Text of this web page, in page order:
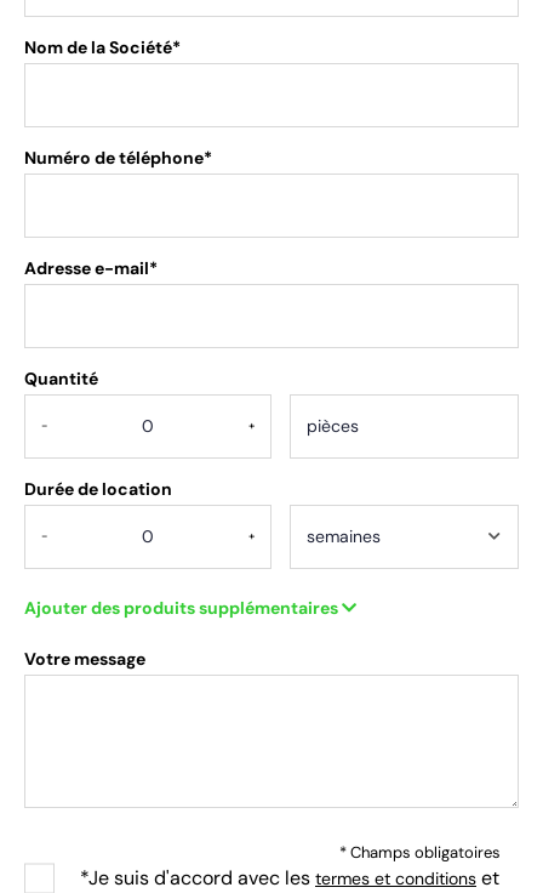
Nom de la Société*
Numéro de téléphone*
Adresse e-mail*
Quantité
- +
Durée de location
- +
Ajouter des produits supplémentaires
Votre message
* Champs obligatoires
*Je suis d'accord avec les termes et conditions et